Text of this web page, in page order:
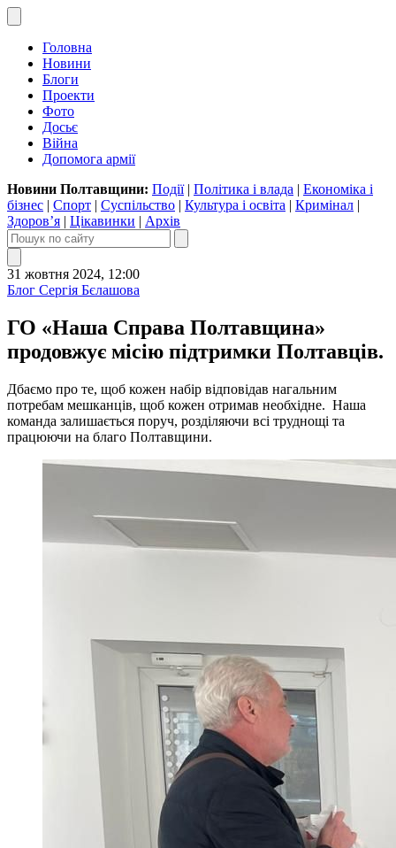
Головна
Новини
Блоги
Проекти
Фото
Досьє
Війна
Допомога армії
Новини Полтавщини: Події| Політика і влада | Економіка і
бізнес | Спорт | Суспільство | Культура і освіта | Кримінал |
Здоров’я | Цікавинки | Архів
31 жовтня 2024, 12:00
Блог Сергія Бєлашова
ГО «Наша Справа Полтавщина»
продовжує місію підтримки Полтавців.
Дбаємо про те, щоб кожен набір відповідав нагальним
потребам мешканців, щоб кожен отримав необхідне. Наша
команда залишається поруч, розділяючи всі труднощі та
працюючи на благо Полтавщини.